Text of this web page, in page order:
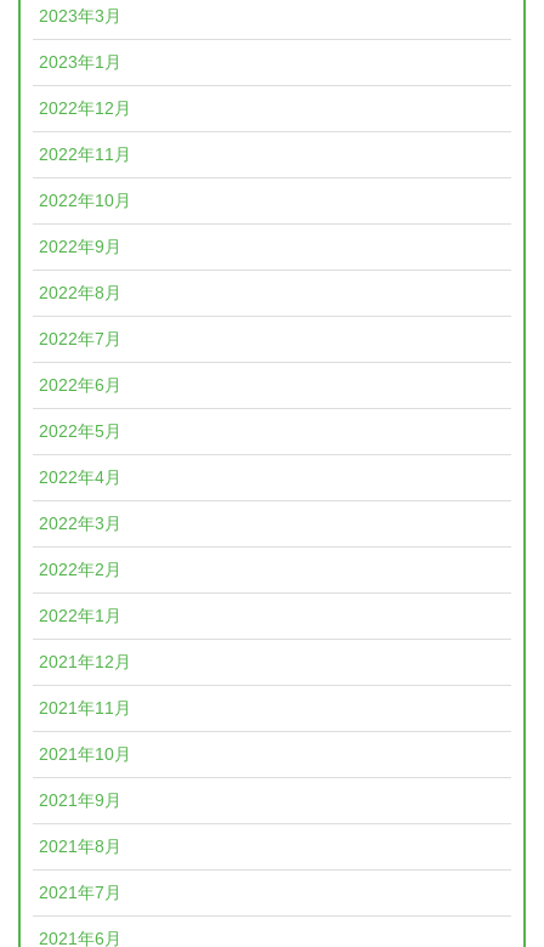
2023年3月
2023年1月
2022年12月
2022年11月
2022年10月
2022年9月
2022年8月
2022年7月
2022年6月
2022年5月
2022年4月
2022年3月
2022年2月
2022年1月
2021年12月
2021年11月
2021年10月
2021年9月
2021年8月
2021年7月
2021年6月